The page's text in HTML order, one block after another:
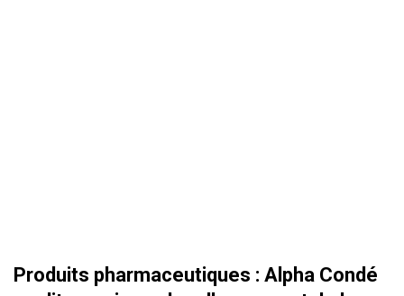
Produits pharmaceutiques : Alpha Condé